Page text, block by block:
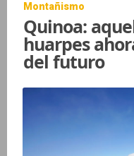
Montañismo
Quinoa:
huarpes
del futuro